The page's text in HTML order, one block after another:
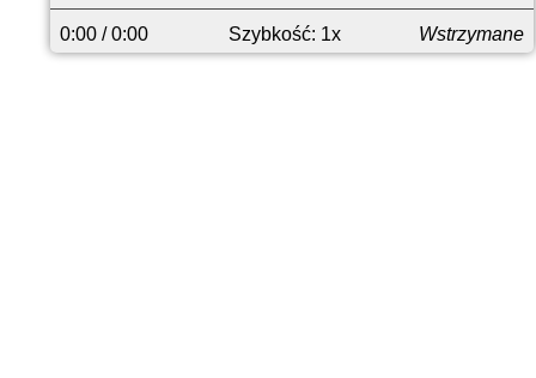
przodu
0:00 / 0:00 Szybkość: 1x Wstrzymane